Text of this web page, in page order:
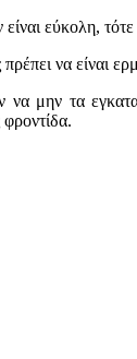
εύκολη,
να είναι
να μην τα